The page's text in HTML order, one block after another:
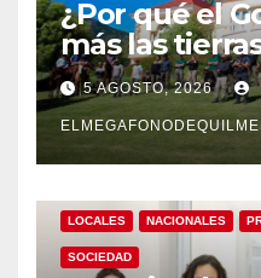
¿Por qué el
más las
patrimonio
argentinos?
5 AGOSTO, 2026
LOCALES NACIONALES
SOCIEDAD